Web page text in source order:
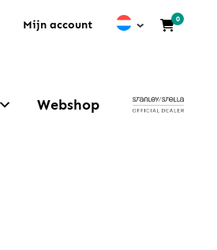
Mijn account 0
Webshop